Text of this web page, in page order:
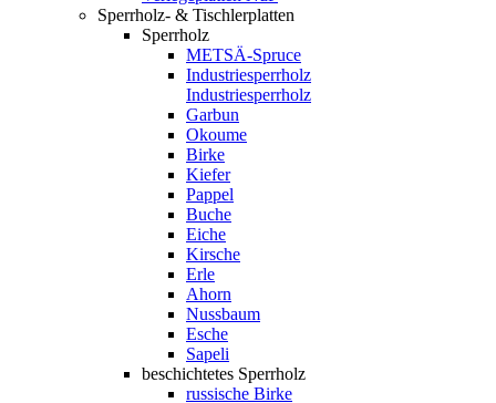
Sperrholz- & Tischlerplatten
Sperrholz
METSÄ-Spruce
Industriesperrholz
Industriesperrholz
Garbun
Okoume
Birke
Kiefer
Pappel
Buche
Eiche
Kirsche
Erle
Ahorn
Nussbaum
Esche
Sapeli
beschichtetes Sperrholz
russische Birke